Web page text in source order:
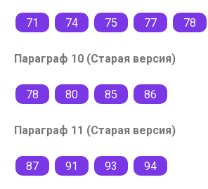
71 74 75 77 78
Параграф 10 (Старая версия)
78 80 85 86
Параграф 11 (Старая версия)
87 91 93 94